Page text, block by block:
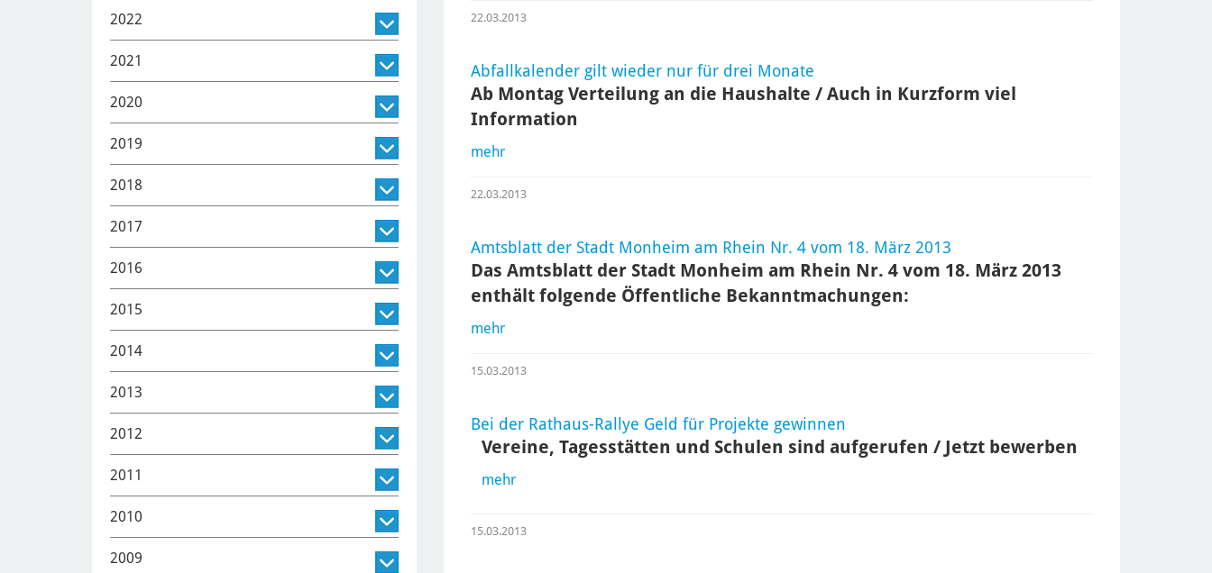
22.03.2013
Abfallkalender gilt wieder nur für drei Monate
Ab Montag Verteilung an die Haushalte / Auch in Kurzform viel
Information
mehr
22.03.2013
Amtsblatt der Stadt Monheim am Rhein Nr. 4 vom 18. März 2013
Das Amtsblatt der Stadt Monheim am Rhein Nr. 4 vom 18. März 2013
enthält folgende Öffentliche Bekanntmachungen:
mehr
15.03.2013
Bei der Rathaus-Rallye Geld für Projekte gewinnen
Vereine, Tagesstätten und Schulen sind aufgerufen / Jetzt bewerben
mehr
15.03.2013
2022
2021
2020
2019
2018
2017
2016
2015
2014
2013
2012
2011
2010
2009